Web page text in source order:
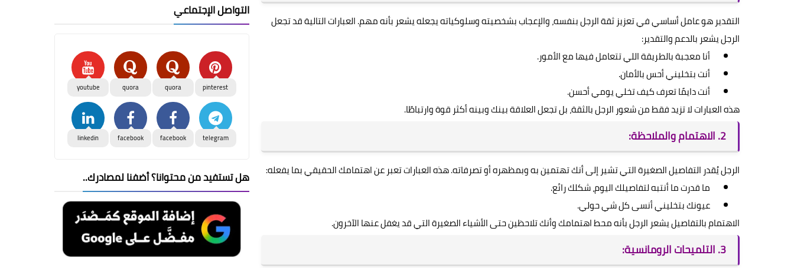
التقدير هو عامل أساسي في تعزيز ثقة الرجل بنفسه، والإعجاب بشخصيته وسلوكياته يجعله يشعر بأنه مهم. العبارات التالية قد تجعل
الرجل يشعر بالدعم والتقدير:
أنا معجبة بالطريقة اللي تتعامل فيها مع الأمور.
أنت بتخليني أحس بالأمان.
أنت دايمًا تعرف كيف تخلي يومي أحسن.
هذه العبارات لا تزيد فقط من شعور الرجل بالثقة، بل تجعل العلاقة بينك وبينه أكثر قوة وارتباطًا.
2. الاهتمام والملاحظة:
الرجل يُقدر التفاصيل الصغيرة التي تشير إلى أنك تهتمين به وبمظهره أو تصرفاته. هذه العبارات تعبر عن اهتمامك الحقيقي بما يفعله:
ما قدرت ما أنتبه لتفاصيلك اليوم، شكلك رائع.
عيونك بتخليني أنسى كل شي حولي.
الاهتمام بالتفاصيل يشعر الرجل بأنه محط اهتمامك وأنك تلاحظين حتى الأشياء الصغيرة التي قد يغفل عنها الآخرون.
3. التلميحات الرومانسية:
التواصل الإجتماعي
pinterest
quora
quora
youtube
telegram
facebook
facebook
linkedin
هل تستفيد من محتوانا؟ أضفنا لمصادرك..